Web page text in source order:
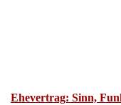
Ehevertrag: Sinn,